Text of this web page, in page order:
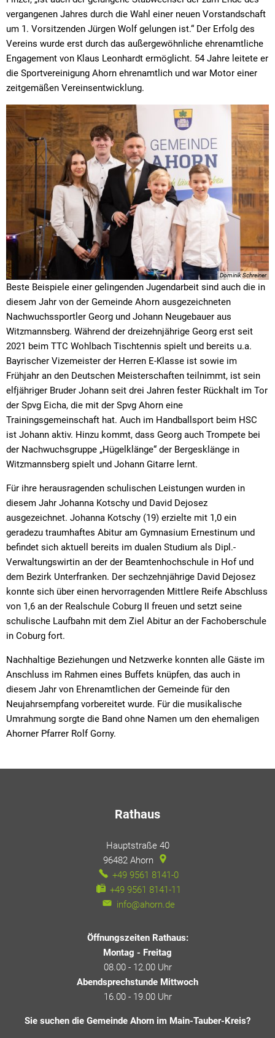
vergangenen Jahres durch die Wahl einer neuen Vorstandschaft
um 1. Vorsitzenden Jürgen Wolf gelungen ist.“ Der Erfolg des
Vereins wurde erst durch das außergewöhnliche ehrenamtliche
Engagement von Klaus Leonhardt ermöglicht. 54 Jahre leitete er
die Sportvereinigung Ahorn ehrenamtlich und war Motor einer
zeitgemäßen Vereinsentwicklung.
Dominik Schreiner
Beste Beispiele einer gelingenden Jugendarbeit sind auch die in
diesem Jahr von der Gemeinde Ahorn ausgezeichneten
Nachwuchssportler Georg und Johann Neugebauer aus
Witzmannsberg. Während der dreizehnjährige Georg erst seit
2021 beim TTC Wohlbach Tischtennis spielt und bereits u.a.
Bayrischer Vizemeister der Herren E-Klasse ist sowie im
Frühjahr an den Deutschen Meisterschaften teilnimmt, ist sein
elfjähriger Bruder Johann seit drei Jahren fester Rückhalt im Tor
der Spvg Eicha, die mit der Spvg Ahorn eine
Trainingsgemeinschaft hat. Auch im Handballsport beim HSC
ist Johann aktiv. Hinzu kommt, dass Georg auch Trompete bei
der Nachwuchsgruppe „Hügelklänge“ der Bergesklänge in
Witzmannsberg spielt und Johann Gitarre lernt.
Für ihre herausragenden schulischen Leistungen wurden in
diesem Jahr Johanna Kotschy und David Dejosez
ausgezeichnet. Johanna Kotschy (19) erzielte mit 1,0 ein
geradezu traumhaftes Abitur am Gymnasium Ernestinum und
befindet sich aktuell bereits im dualen Studium als Dipl.-
Verwaltungswirtin an der der Beamtenhochschule in Hof und
dem Bezirk Unterfranken. Der sechzehnjährige David Dejosez
konnte sich über einen hervorragenden Mittlere Reife Abschluss
von 1,6 an der Realschule Coburg II freuen und setzt seine
schulische Laufbahn mit dem Ziel Abitur an der Fachoberschule
in Coburg fort.
Nachhaltige Beziehungen und Netzwerke konnten alle Gäste im
Anschluss im Rahmen eines Buffets knüpfen, das auch in
diesem Jahr von Ehrenamtlichen der Gemeinde für den
Neujahrsempfang vorbereitet wurde. Für die musikalische
Umrahmung sorgte die Band ohne Namen um den ehemaligen
Ahorner Pfarrer Rolf Gorny.
Rathaus
Hauptstraße 40
96482 Ahorn
+49 9561 8141-0
+49 9561 8141-11
info@ahorn.de
Öffnungszeiten Rathaus:
Montag - Freitag
08.00 - 12.00 Uhr
Abendsprechstunde Mittwoch
16.00 - 19.00 Uhr
Sie suchen die Gemeinde Ahorn im Main-Tauber-Kreis?